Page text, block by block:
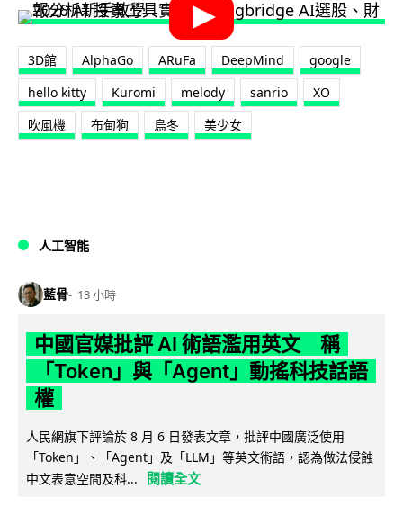
3D館 AlphaGo ARuFa DeepMind
google
hello kitty
Kuromi melody sanrio
XO
吹風機
布甸狗 烏冬 美少女
人工智能
藍骨 13 小時
中國官媒批評 AI 術語濫用英文 稱
「Token」與「Agent」動搖科技話語
權
人民網旗下評論於 8 月 6 日發表文章，批評中國廣泛使用
「Token」、「Agent」及「LLM」等英文術語，認為做法侵蝕
中文表意空間及科...
閱讀全文